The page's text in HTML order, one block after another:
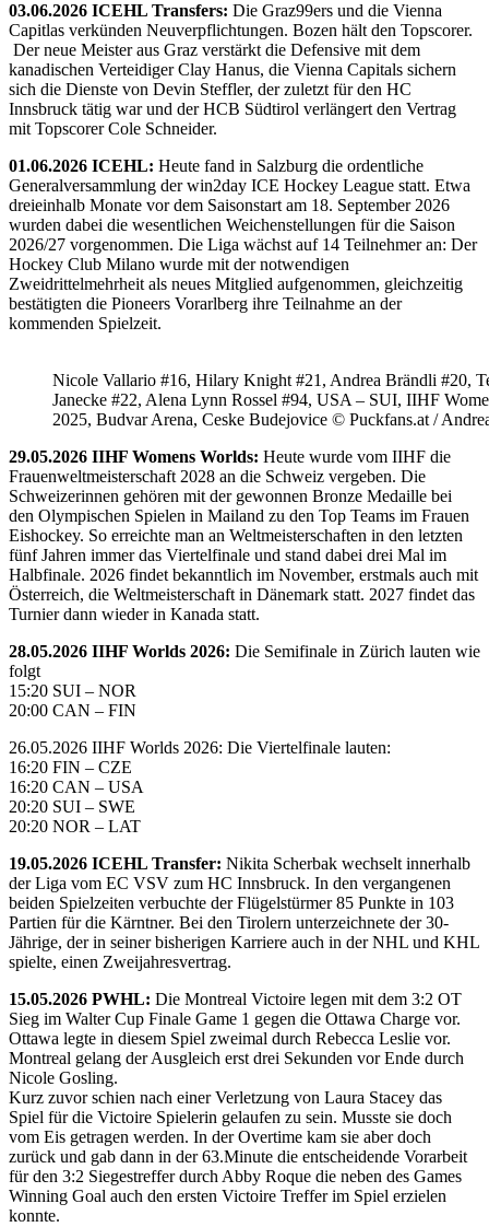
03.06.2026 ICEHL Transfers: Die Graz99ers und die Vienna
Capitlas verkünden Neuverpflichtungen. Bozen hält den Topscorer.
Der neue Meister aus Graz verstärkt die Defensive mit dem
kanadischen Verteidiger Clay Hanus, die Vienna Capitals sichern
sich die Dienste von Devin Steffler, der zuletzt für den HC
Innsbruck tätig war und der HCB Südtirol verlängert den Vertrag
mit Topscorer Cole Schneider.
01.06.2026 ICEHL: Heute fand in Salzburg die ordentliche
Generalversammlung der win2day ICE Hockey League statt. Etwa
dreieinhalb Monate vor dem Saisonstart am 18. September 2026
wurden dabei die wesentlichen Weichenstellungen für die Saison
2026/27 vorgenommen. Die Liga wächst auf 14 Teilnehmer an: Der
Hockey Club Milano wurde mit der notwendigen
Zweidrittelmehrheit als neues Mitglied aufgenommen, gleichzeitig
bestätigten die Pioneers Vorarlberg ihre Teilnahme an der
kommenden Spielzeit.
Nicole Vallario #16, Hilary Knight #21, Andrea Brändli #20,
Janecke #22, Alena Lynn Rossel #94, USA – SUI, IIHF
2025, Budvar Arena, Ceske Budejovice © Puckfans.at /
29.05.2026 IIHF Womens Worlds: Heute wurde vom IIHF die
Frauenweltmeisterschaft 2028 an die Schweiz vergeben. Die
Schweizerinnen gehören mit der gewonnen Bronze Medaille bei
den Olympischen Spielen in Mailand zu den Top Teams im Frauen
Eishockey. So erreichte man an Weltmeisterschaften in den letzten
fünf Jahren immer das Viertelfinale und stand dabei drei Mal im
Halbfinale. 2026 findet bekanntlich im November, erstmals auch mit
Österreich, die Weltmeisterschaft in Dänemark statt. 2027 findet das
Turnier dann wieder in Kanada statt.
28.05.2026 IIHF Worlds 2026: Die Semifinale in Zürich lauten wie
folgt
15:20 SUI – NOR
20:00 CAN – FIN
26.05.2026 IIHF Worlds 2026: Die Viertelfinale lauten:
16:20 FIN – CZE
16:20 CAN – USA
20:20 SUI – SWE
20:20 NOR – LAT
19.05.2026 ICEHL Transfer: Nikita Scherbak wechselt innerhalb
der Liga vom EC VSV zum HC Innsbruck. In den vergangenen
beiden Spielzeiten verbuchte der Flügelstürmer 85 Punkte in 103
Partien für die Kärntner. Bei den Tirolern unterzeichnete der 30-
Jährige, der in seiner bisherigen Karriere auch in der NHL und KHL
spielte, einen Zweijahresvertrag.
15.05.2026 PWHL: Die Montreal Victoire legen mit dem 3:2 OT
Sieg im Walter Cup Finale Game 1 gegen die Ottawa Charge vor.
Ottawa legte in diesem Spiel zweimal durch Rebecca Leslie vor.
Montreal gelang der Ausgleich erst drei Sekunden vor Ende durch
Nicole Gosling.
Kurz zuvor schien nach einer Verletzung von Laura Stacey das
Spiel für die Victoire Spielerin gelaufen zu sein. Musste sie doch
vom Eis getragen werden. In der Overtime kam sie aber doch
zurück und gab dann in der 63.Minute die entscheidende Vorarbeit
für den 3:2 Siegestreffer durch Abby Roque die neben des Games
Winning Goal auch den ersten Victoire Treffer im Spiel erzielen
konnte.